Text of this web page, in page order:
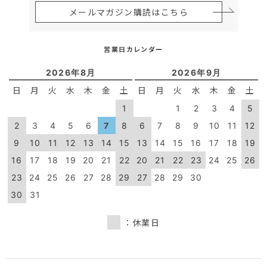
メールマガジン購読はこちら
営業日カレンダー
2026年8月
日 月 火 水 木 金 土
1
2
3 4 5 6 7
8
9
10 11 12 13 14
15
16
17 18 19 20 21
22
23
24 25 26 27 28
29
30
31
2026年9月
日 月 火 水 木 金 土
1 2 3 4
5
6
7 8 9 10 11
12
13
14 15 16 17 18
19
20
21 22 23 24 25
26
27
28 29 30
：休業日